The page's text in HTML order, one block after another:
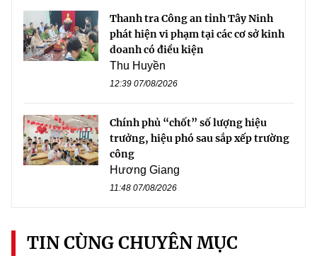
Thanh tra Công an tỉnh Tây Ninh
phát hiện vi phạm tại các cơ sở kinh
doanh có điều kiện
Thu Huyền
12:39 07/08/2026
Chính phủ “chốt” số lượng hiệu
trưởng, hiệu phó sau sắp xếp trường
công
Hương Giang
11:48 07/08/2026
TIN CÙNG CHUYÊN MỤC